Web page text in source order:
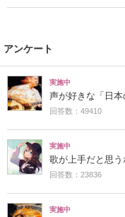
アンケート
実施中
声が好きな「日
回答数：49410
実施中
歌が上手だと思
回答数：23836
実施中